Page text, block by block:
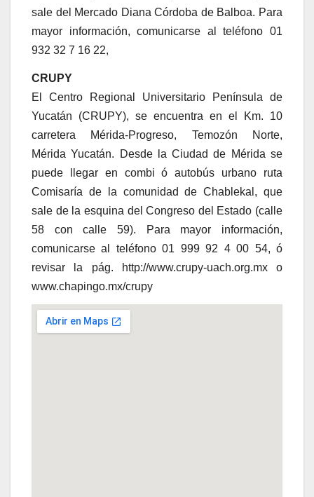
sale del Mercado Diana Córdoba de Balboa. Para
mayor información, comunicarse al teléfono 01
932 32 7 16 22,
CRUPY
El Centro Regional Universitario Península de
Yucatán (CRUPY), se encuentra en el Km. 10
carretera Mérida-Progreso, Temozón Norte,
Mérida Yucatán. Desde la Ciudad de Mérida se
puede llegar en combi ó autobús urbano ruta
Comisaría de la comunidad de Chablekal, que
sale de la esquina del Congreso del Estado (calle
58 con calle 59). Para mayor información,
comunicarse al teléfono 01 999 92 4 00 54, ó
revisar la pág. http://www.crupy-uach.org.mx o
www.chapingo.mx/crupy